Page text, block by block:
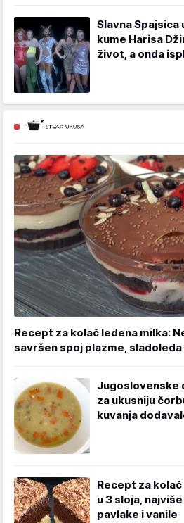
Slavna Spajsica
kume Harisa
život, a onda
Recept za kolač ledena milka:
savršen spoj plazme,
Jugoslovenske
za ukusniju
kuvanja
Recept za
u 3 sloja,
pavlake i vanile